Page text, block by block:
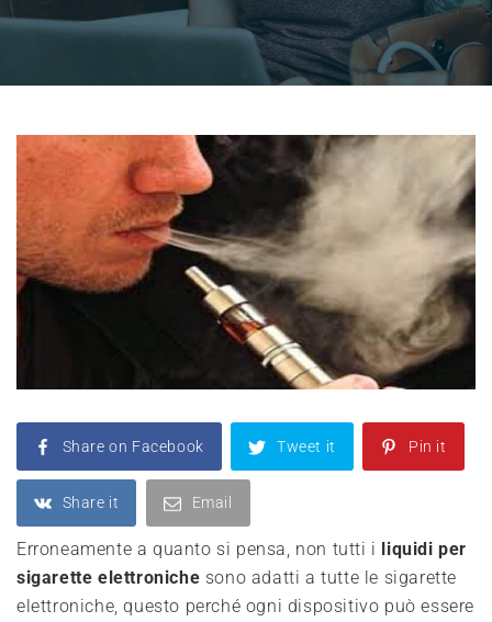
Share on Facebook Tweet it Pin it
Share it Email
Erroneamente a quanto si pensa, non tutti i liquidi per
sigarette elettroniche sono adatti a tutte le sigarette
elettroniche, questo perché ogni dispositivo può essere